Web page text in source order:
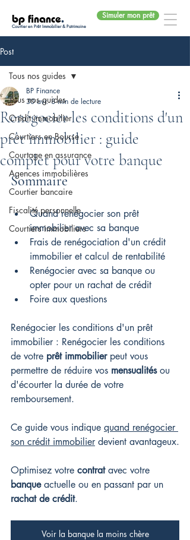
bp finance.
Courtier en Prêt Immobilier & Patrimoine
Simuler mon prêt
Post
Tous nos guides
Crédit immobilier
Courtiers en Bourse
Courtage en assurance
Agences immobilières
Courtier bancaire
Fiscalité personnelle
Courtiers immobiliers
Tous nos guides
Renégocier les conditions d'un
prêt immobilier : guide
complet pour votre banque
BP Finance
30 avr. 8 min de lecture
Sommaire
Quand renégocier son prêt
immobilier avec sa banque
Frais de renégociation d'un crédit
immobilier et calcul de rentabilité
Renégocier avec sa banque ou
opter pour un rachat de crédit
Foire aux questions
Renégocier les conditions d'un prêt
immobilier : Renégocier les conditions
de votre prêt immobilier peut vous
permettre de réduire vos mensualités ou
d'écourter la durée de votre
remboursement.
Ce guide vous indique quand renégocier
son crédit immobilier devient avantageux.
Optimisez votre contrat avec votre
banque actuelle ou en passant par un
rachat de crédit.
Voir la banque la moins chère